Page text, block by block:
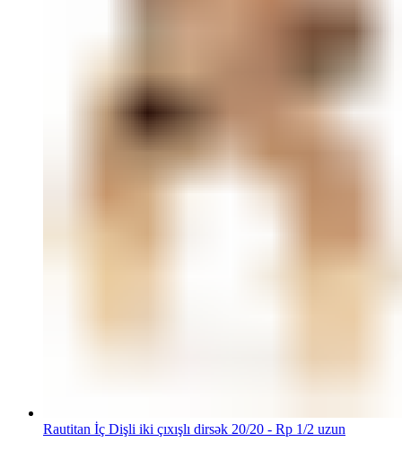
Rautitan İç Dişli iki çıxışlı dirsək 20/20 - Rp 1/2 uzun